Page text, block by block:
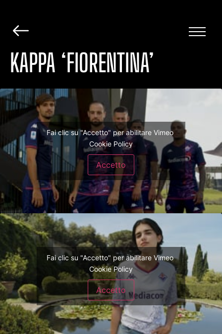
KAPPA ‘FIORENTINA’
Fai clic su "Accetto" per abilitare Vimeo
Cookie Policy
Accetto
Fai clic su "Accetto" per abilitare Vimeo
Cookie Policy
Accetto